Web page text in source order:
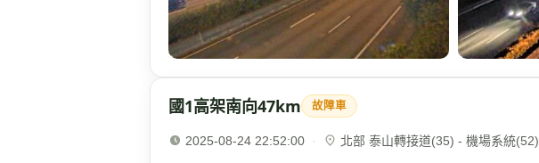
國1高架南向47km 故障車
2025-08-24 22:52:00 · 北部 泰山轉接道(35) - 機場系統(52)